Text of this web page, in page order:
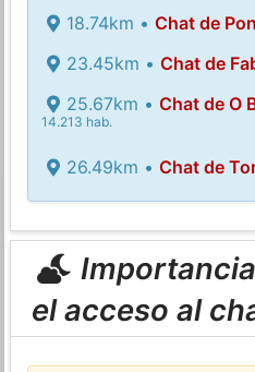
18.74km • Chat de
23.45km • Chat de
25.67km • Chat de O
14.213 hab.
26.49km • Chat de
el acceso al